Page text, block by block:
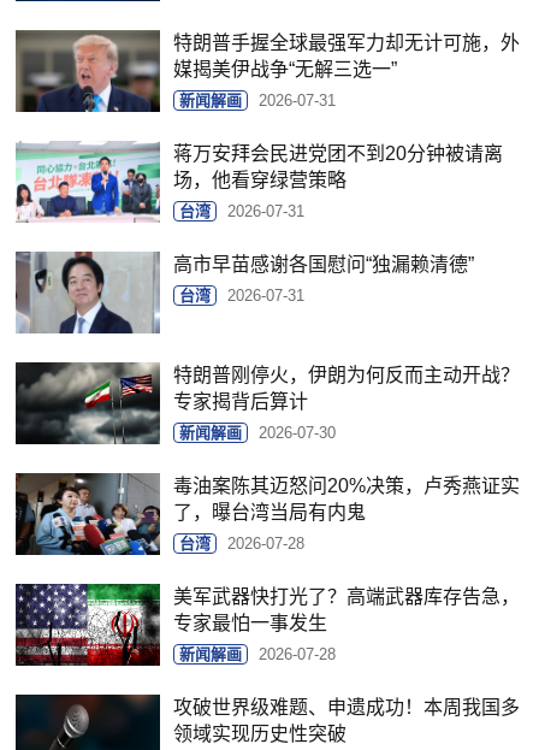
特朗普手握全球最强军力却无计可施，外
媒揭美伊战争“无解三选一”
新闻解画 2026-07-31
蒋万安拜会民进党团不到20分钟被请离
场，他看穿绿营策略
台湾 2026-07-31
高市早苗感谢各国慰问“独漏赖清德”
台湾 2026-07-31
特朗普刚停火，伊朗为何反而主动开战？
专家揭背后算计
新闻解画 2026-07-30
毒油案陈其迈怒问20%决策，卢秀燕证实
了，曝台湾当局有内鬼
台湾 2026-07-28
美军武器快打光了？高端武器库存告急，
专家最怕一事发生
新闻解画 2026-07-28
攻破世界级难题、申遗成功！本周我国多
领域实现历史性突破